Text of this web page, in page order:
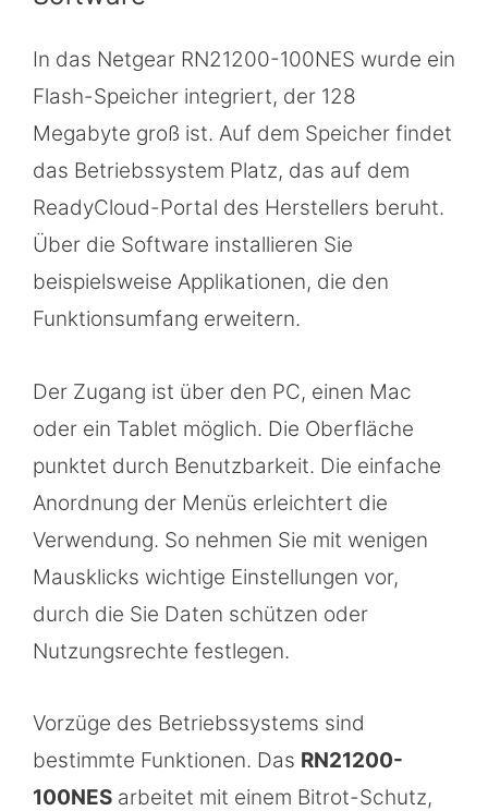
In das Netgear RN21200-100NES wurde ein
Flash-Speicher integriert, der 128
Megabyte groß ist. Auf dem Speicher findet
das Betriebssystem Platz, das auf dem
ReadyCloud-Portal des Herstellers beruht.
Über die Software installieren Sie
beispielsweise Applikationen, die den
Funktionsumfang erweitern.
Der Zugang ist über den PC, einen Mac
oder ein Tablet möglich. Die Oberfläche
punktet durch Benutzbarkeit. Die einfache
Anordnung der Menüs erleichtert die
Verwendung. So nehmen Sie mit wenigen
Mausklicks wichtige Einstellungen vor,
durch die Sie Daten schützen oder
Nutzungsrechte festlegen.
Vorzüge des Betriebssystems sind
bestimmte Funktionen. Das RN21200-
100NES arbeitet mit einem Bitrot-Schutz,